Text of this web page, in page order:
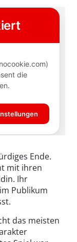
Ende.
mit ihren
Ihr
Publikum
das meisten